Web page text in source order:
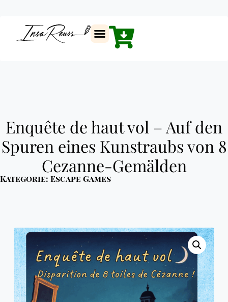
Enquête de haut vol – Auf den
Spuren eines Kunstraubs von 8
Cezanne-Gemälden
Kategorie: Escape Games